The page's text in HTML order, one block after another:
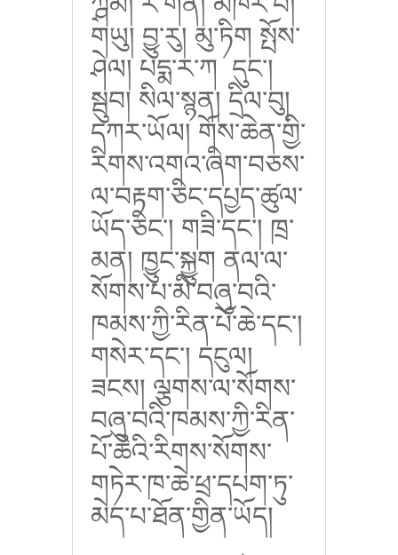
གཡུ། བྱུ་རུ། མུ་ཏིག སྤོས་
ཤེལ། པདྨ་ར་ཀ དུང་།
སྦུབ། སིལ་སྙན། དྲིལ་བུ།
དཀར་ཡོལ། གོས་ཆེན་གྱི་
རིགས་འགའ་ཞིག་བཅས་
ལ་བརྟག་ཅིང་དཔྱད་ཚུལ་
ཡོད་ཅིང་། གཟི་དང་། ཁྲ་
མན། ཁྱུང་སྐྱུག ནལ་ལ་
སོགས་པ་མི་བཞུ་བའི་
ཁམས་ཀྱི་རིན་པོ་ཆེ་དང་།
གསེར་དང་། དངུལ།
ཟངས། ལྕགས་ལ་སོགས་
བཞུ་བའི་ཁམས་ཀྱི་རིན་
པོ་ཆེའི་རིགས་སོགས་
གཏེར་ཁ་ཆེ་ཕྲ་དཔག་ཏུ་
མེད་པ་ཐོན་གྱིན་ཡོད།